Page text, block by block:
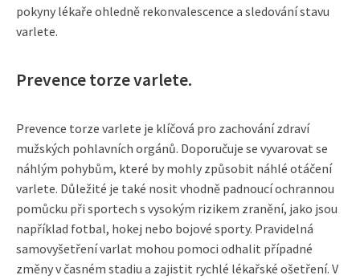
pokyny lékaře ohledně rekonvalescence a sledování stavu
varlete.
Prevence torze varlete.
Prevence torze varlete je klíčová pro zachování zdraví
mužských pohlavních orgánů. Doporučuje se vyvarovat se
náhlým pohybům, které by mohly způsobit náhlé otáčení
varlete. Důležité je také nosit vhodně padnoucí ochrannou
pomůcku při sportech s vysokým rizikem zranění, jako jsou
například fotbal, hokej nebo bojové sporty. Pravidelná
samovyšetření varlat mohou pomoci odhalit případné
změny v časném stadiu a zajistit rychlé lékařské ošetření. V